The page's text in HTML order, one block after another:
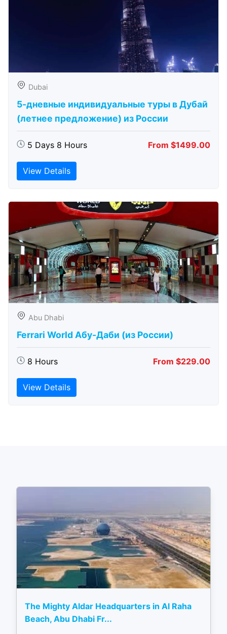
Dubai
5-дневные индивидуальные туры в Дубай
(летнее предложение) из России
5 Days 8 Hours From $1499.00
View Details
Abu Dhabi
Ferrari World Абу-Даби (из России)
8 Hours From $229.00
View Details
The Mighty Aldar Headquarters in Al Raha
Beach, Abu Dhabi Fr...